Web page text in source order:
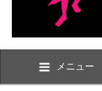
メニュー